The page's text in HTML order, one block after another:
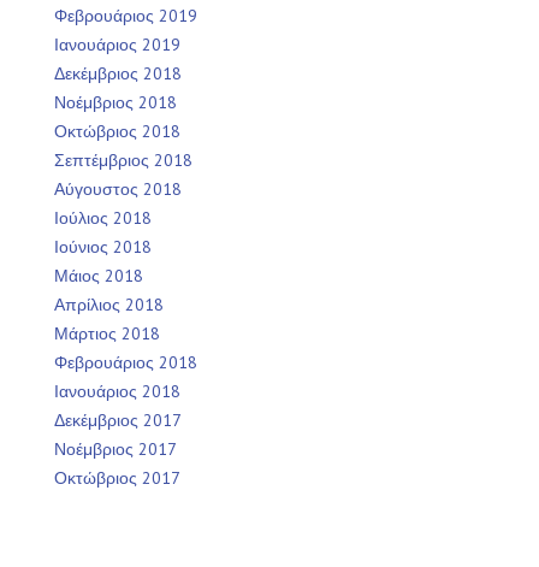
Φεβρουάριος 2019
Ιανουάριος 2019
Δεκέμβριος 2018
Νοέμβριος 2018
Οκτώβριος 2018
Σεπτέμβριος 2018
Αύγουστος 2018
Ιούλιος 2018
Ιούνιος 2018
Μάιος 2018
Απρίλιος 2018
Μάρτιος 2018
Φεβρουάριος 2018
Ιανουάριος 2018
Δεκέμβριος 2017
Νοέμβριος 2017
Οκτώβριος 2017